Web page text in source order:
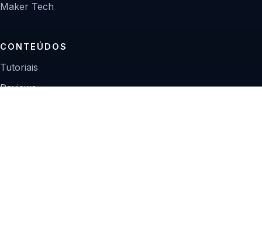
Maker Tech
CONTEÚDOS
Tutoriais
Reviews